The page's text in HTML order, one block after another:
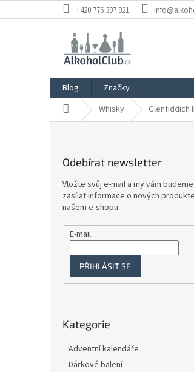
na
+420 776 307 921
Blog
Značky
Domů Whisky Glenfiddich
Odebírat newsletter
Vložte svůj e-mail a my vám budeme
zasílat informace o nových
našem e-shopu.
E-mail
PŘIHLÁSIT SE
kategorie
Kategorie
Adventní kalendáře
Dárkové balení